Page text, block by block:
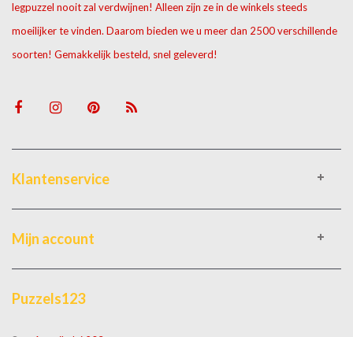
legpuzzel nooit zal verdwijnen! Alleen zijn ze in de winkels steeds
moeilijker te vinden. Daarom bieden we u meer dan 2500 verschillende
soorten! Gemakkelijk besteld, snel geleverd!
Klantenservice
Mijn account
Puzzels123